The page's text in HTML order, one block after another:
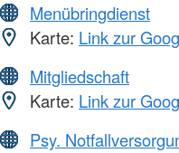
Menübringdienst
Karte: Link zur
Mitgliedschaft
Karte: Link zur
Psy.